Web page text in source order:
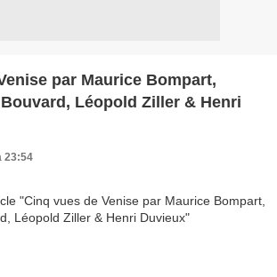
par Maurice Bompart,
Léopold Ziller & Henri
23:54